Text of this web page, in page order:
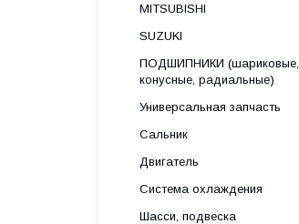
MITSUBISHI
SUZUKI
ПОДШИПНИКИ (шариковые,
конусные, радиальные)
Универсальная запчасть
Сальник
Двигатель
Система охлаждения
Шасси, подвеска